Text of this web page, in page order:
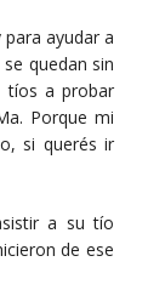
ayudar a
quedan sin
tíos a probar
Porque mi
si querés ir
a su tío
de ese